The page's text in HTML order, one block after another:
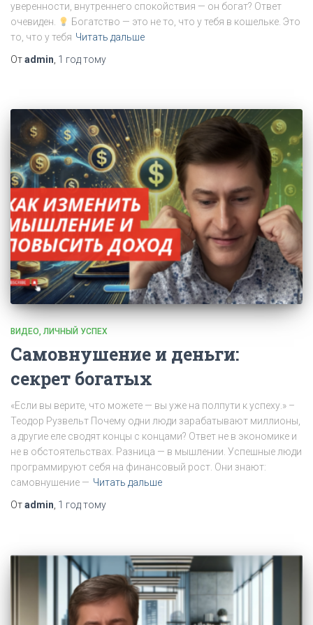
уверенности, внутреннего спокойствия — он богат? Ответ
очевиден.
Богатство — это не то, что у тебя в кошельке. Это
то, что у тебя Читать дальше
Отadmin, 1 годтому
ВИДЕО ЛИЧНЫЙ УСПЕХ
Самовнушение и деньги:
секрет богатых
«Если вы верите, что можете — вы уже на полпути к успеху.» –
Теодор Рузвельт Почему одни люди зарабатывают миллионы,
а другие еле сводят концы с концами? Ответ не в экономике и
не в обстоятельствах. Разница — в мышлении. Успешные люди
программируют себя на финансовый рост. Они знают:
самовнушение — Читать дальше
Отadmin 1 годтому